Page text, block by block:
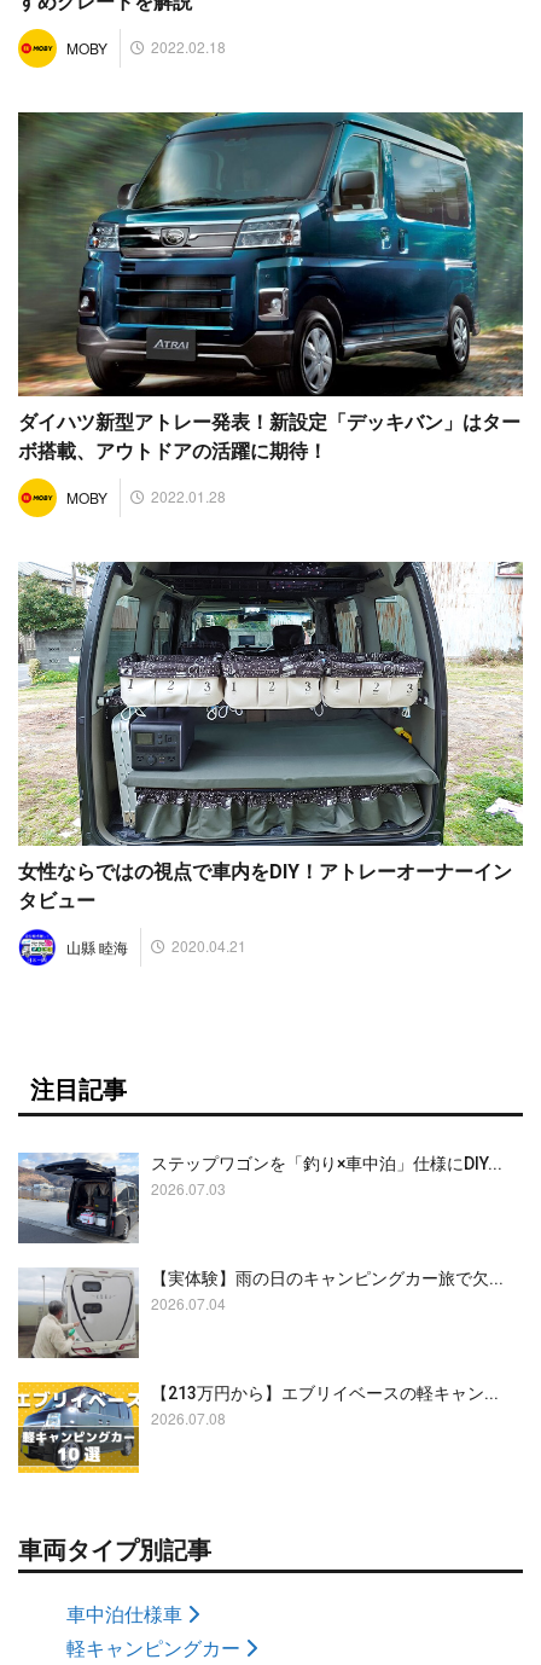
MOBY 2022.02.18
ダイハツ新型アトレー発表！新設定「デッキバン」はター
ボ搭載、アウトドアの活躍に期待！
MOBY 2022.01.28
女性ならではの視点で車内をDIY！アトレーオーナーイン
タビュー
山縣 睦海 2020.04.21
注目記事
ステップワゴンを「釣り×車中泊」仕様にDIY...
2026.07.03
【実体験】雨の日のキャンピングカー旅で欠...
2026.07.04
【213万円から】エブリイベースの軽キャン...
2026.07.08
車両タイプ別記事
車中泊仕様車
軽キャンピングカー